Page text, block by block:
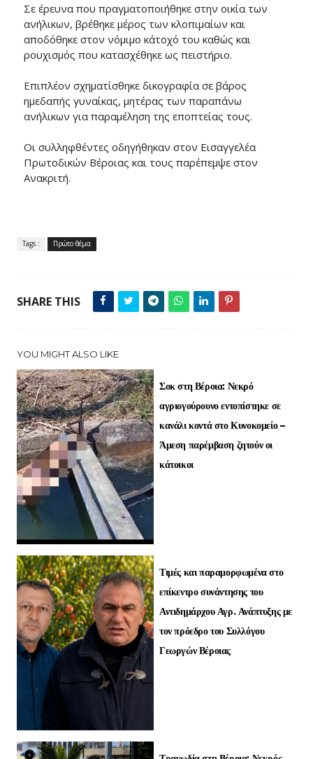
Σε έρευνα που πραγματοποιήθηκε στην οικία των
ανήλικων, βρέθηκε μέρος των κλοπιμαίων και
αποδόθηκε στον νόμιμο κάτοχό του καθώς και
ρουχισμός που κατασχέθηκε ως πειστήριο.
Επιπλέον σχηματίσθηκε δικογραφία σε βάρος
ημεδαπής γυναίκας, μητέρας των παραπάνω
ανήλικων για παραμέληση της εποπτείας τους.
Οι συλληφθέντες οδηγήθηκαν στον Εισαγγελέα
Πρωτοδικών Βέροιας και τους παρέπεμψε στον
Ανακριτή.
Tags : Πρώτο θέμα
SHARE THIS
YOU MIGHT ALSO LIKE
Σοκ στη Βέροια: Νεκρό
αγριογούρουνο εντοπίστηκε σε
κανάλι κοντά στο Κυνοκομείο –
Άμεση παρέμβαση ζητούν οι
κάτοικοι
Τιμές και παραμορφωμένα στο
επίκεντρο συνάντησης του
Αντιδημάρχου Αγρ. Ανάπτυξης με
τον πρόεδρο του Συλλόγου
Γεωργών Βέροιας